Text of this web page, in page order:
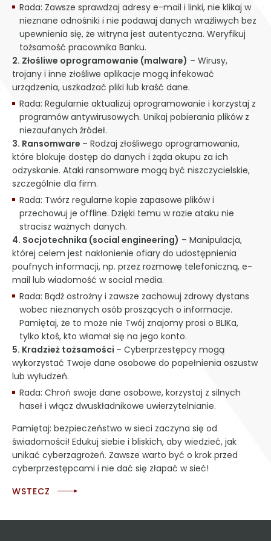
Rada: Zawsze sprawdzaj adresy e-mail i linki, nie klikaj w
nieznane odnośniki i nie podawaj danych wrażliwych bez
upewnienia się, że witryna jest autentyczna. Weryfikuj
tożsamość pracownika Banku.
2. Złośliwe oprogramowanie (malware) – Wirusy,
trojany i inne złośliwe aplikacje mogą infekować
urządzenia, uszkadzać pliki lub kraść dane.
Rada: Regularnie aktualizuj oprogramowanie i korzystaj z
programów antywirusowych. Unikaj pobierania plików z
niezaufanych źródeł.
3. Ransomware – Rodzaj złośliwego oprogramowania,
które blokuje dostęp do danych i żąda okupu za ich
odzyskanie. Ataki ransomware mogą być niszczycielskie,
szczególnie dla firm.
Rada: Twórz regularne kopie zapasowe plików i
przechowuj je offline. Dzięki temu w razie ataku nie
stracisz ważnych danych.
4. Socjotechnika (social engineering) – Manipulacja,
której celem jest nakłonienie ofiary do udostępnienia
poufnych informacji, np. przez rozmowę telefoniczną, e-
mail lub wiadomość w social media.
Rada: Bądź ostrożny i zawsze zachowuj zdrowy dystans
wobec nieznanych osób proszących o informacje.
Pamiętaj, że to może nie Twój znajomy prosi o BLIKa,
tylko ktoś, kto włamał się na jego konto.
5. Kradzież tożsamości – Cyberprzestępcy mogą
wykorzystać Twoje dane osobowe do popełnienia oszustw
lub wyłudzeń.
Rada: Chroń swoje dane osobowe, korzystaj z silnych
haseł i włącz dwuskładnikowe uwierzytelnianie.
Pamiętaj: bezpieczeństwo w sieci zaczyna się od
świadomości! Edukuj siebie i bliskich, aby wiedzieć, jak
unikać cyberzagrożeń. Zawsze warto być o krok przed
cyberprzestępcami i nie dać się złapać w sieć!
WSTECZ